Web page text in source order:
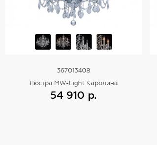
367013408
Люстра MW-Light Каролина
54 910 р.